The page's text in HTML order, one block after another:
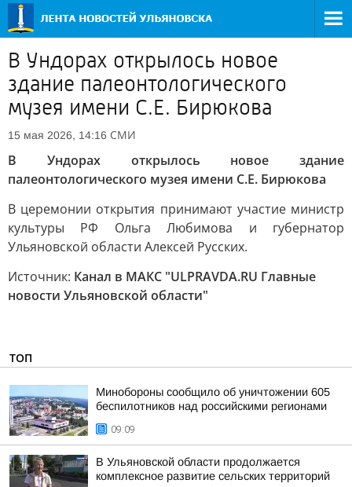
В Ундорах открылось новое
здание палеонтологического
музея имени С.Е. Бирюкова
15 мая 2026, 14:16 СМИ
В Ундорах открылось новое здание
палеонтологического музея имени С.Е. Бирюкова
В церемонии открытия принимают участие министр
культуры РФ Ольга Любимова и губернатор
Ульяновской области Алексей Русских.
Источник: Канал в МАКС "ULPRAVDA.RU Главные
новости Ульяновской области"
ТОП
Минобороны сообщило об уничтожении 605
беспилотников над российскими регионами
09:09
В Ульяновской области продолжается
комплексное развитие сельских территорий